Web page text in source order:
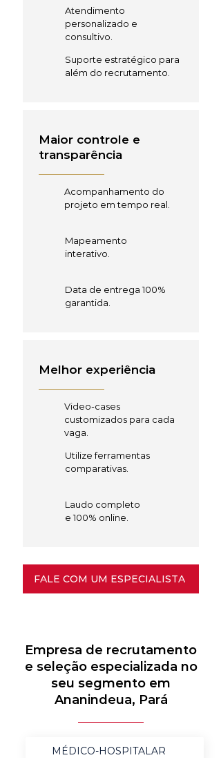
Atendimento
personalizado e
consultivo.
Suporte estratégico para
além do recrutamento.
Maior controle e
transparência
Acompanhamento do
projeto em tempo real.
Mapeamento
interativo.
Data de entrega 100%
garantida.
Melhor experiência
Video-cases
customizados para cada
vaga.
Utilize ferramentas
comparativas.
Laudo completo
e 100% online.
FALE COM UM ESPECIALISTA
Empresa de recrutamento
e seleção especializada no
seu segmento em
Ananindeua, Pará
MÉDICO-HOSPITALAR